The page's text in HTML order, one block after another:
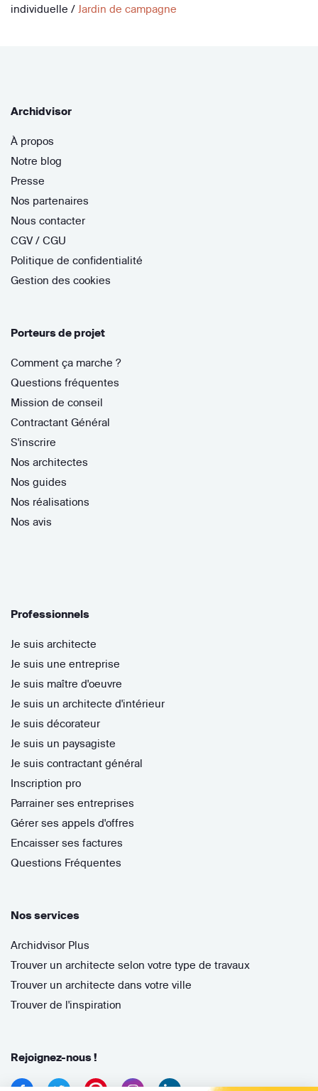
individuelle / Jardin de campagne
Archidvisor
À propos
Notre blog
Presse
Nos partenaires
Nous contacter
CGV / CGU
Politique de confidentialité
Gestion des cookies
Porteurs de projet
Comment ça marche ?
Questions fréquentes
Mission de conseil
Contractant Général
S'inscrire
Nos architectes
Nos guides
Nos réalisations
Nos avis
Professionnels
Je suis architecte
Je suis une entreprise
Je suis maître d'oeuvre
Je suis un architecte d'intérieur
Je suis décorateur
Je suis un paysagiste
Je suis contractant général
Inscription pro
Parrainer ses entreprises
Gérer ses appels d'offres
Encaisser ses factures
Questions Fréquentes
Nos services
Archidvisor Plus
Trouver un architecte selon votre type de travaux
Trouver un architecte dans votre ville
Trouver de l'inspiration
Rejoignez-nous !